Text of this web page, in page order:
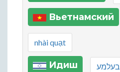
Вьетнамский
nhài quạt
Идиш בעלמע